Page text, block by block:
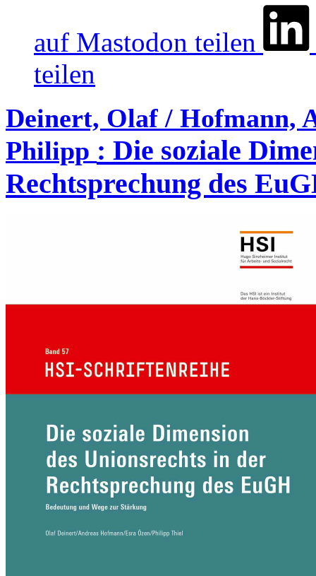
auf Mastodon teilen
teilen
Deinert, Olaf / Hofmann,
Philipp : Die soziale
Rechtsprechung des